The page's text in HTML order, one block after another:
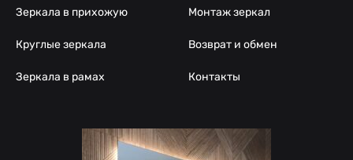
Зеркала в прихожую
Круглые зеркала
Зеркала в рамах
Монтаж зеркал
Возврат и обмен
Контакты